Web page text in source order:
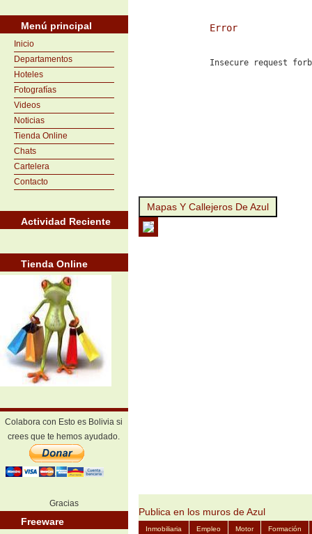
Menú principal
Inicio
Departamentos
Hoteles
Fotografías
Videos
Noticias
Tienda Online
Chats
Cartelera
Contacto
Actividad Reciente
Tienda Online
Colabora con Esto es Bolivia si
crees que te hemos ayudado.
Gracias
Freeware
Error
Insecure request
Mapas Y Callejeros De Azul
Publica en los muros de Azul
Inmobiliaria Empleo Motor Formación